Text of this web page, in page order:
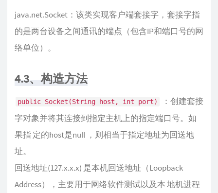
java.net.Socket：该类实现客户端套接字，套接字指
的是两台设备之间通讯的端点（包含IP和端口号的网
络单位）。
4.3、构造方法
public Socket(String host, int port)
：创建套接
字对象并将其连接到指定主机上的指定端口号。如
果指 定的host是null ，则相当于指定地址为回送地
址。
回送地址(127.x.x.x) 是本机回送地址（Loopback
Address），主要用于网络软件测试以及本 地机进程